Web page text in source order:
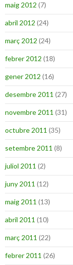
maig 2012 (7)
abril 2012 (24)
març 2012 (24)
febrer 2012 (18)
gener 2012 (16)
desembre 2011 (27)
novembre 2011 (31)
octubre 2011 (35)
setembre 2011 (8)
juliol 2011 (2)
juny 2011 (12)
maig 2011 (13)
abril 2011 (10)
març 2011 (22)
febrer 2011 (26)